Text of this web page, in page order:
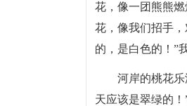
花，像一团熊熊
花，像我们招手
的，是白色的！”
河岸的桃花
天应该是翠绿的